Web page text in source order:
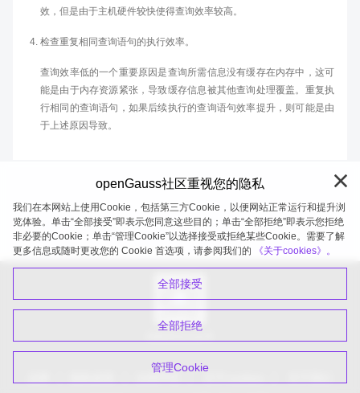
效，但是由于主机硬件较快使得查询效率较高。
检查重复相同查询语句的执行效率。
查询效率低的一个重要原因是查询所需信息没有缓存在内存中，这可
能是由于内存资源紧张，导致缓存信息被其他查询处理覆盖。重复执
行相同的查询语句，如果后续执行的查询语句效率提升，则可能是由
于上述原因导致。
openGauss 2026-08-09 20:27:19
openGauss社区重视您的隐私
我们在本网站上使用Cookie，包括第三方Cookie，以便网站正常运行和提升浏
览体验。单击“全部接受”即表示您同意这些目的；单击“全部拒绝”即表示您拒绝
非必要的Cookie；单击“管理Cookie”以选择接受或拒绝某些Cookie。需要了解
更多信息或随时更改您的 Cookie 首选项，请参阅我们的
《关于cookies》。
全部接受
全部拒绝
管理Cookie